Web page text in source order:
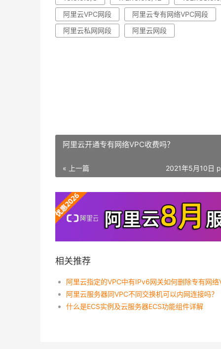
阿里云VPC网段
阿里云专有网络VPC网段
阿里云私网网段
阿里云网段
阿里云开通专有网络VPC收费吗？
« 上一篇 2021年5月10日
相关推荐
阿里云服务器同VPC不同交换机可以内网连接吗？
什么是ECS实例及云服务器ECS功能组件详解